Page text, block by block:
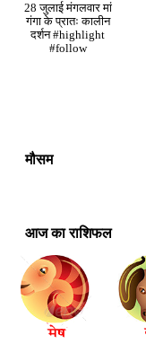
28 जुलाई मंगलवार मां
गंगा के प्रातः कालीन
दर्शन #highlight
#follow
मौसम
आज का राशिफल